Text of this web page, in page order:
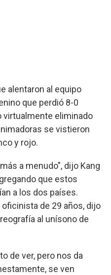
alentaron al equipo
que perdió 8-0
virtualmente eliminado
se vistieron
y rojo.
a menudo", dijo Kang
que estos
a los dos países.
de 29 años, dijo
al unísono de
de ver, pero nos da
se ven